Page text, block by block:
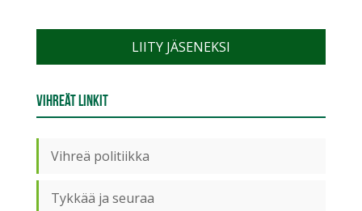
LIITY JÄSENEKSI
Vihreät linkit
Vihreä politiikka
Tykkää ja seuraa